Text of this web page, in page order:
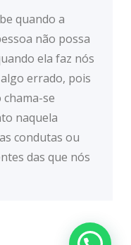
quando a
não possa
ela faz nós
errado, pois
se
naquela
condutas ou
das que nós